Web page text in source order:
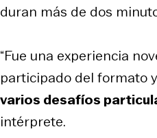
duran más de dos
“Fue una experiencia
participado del formato y
varios desafíos
intérprete.